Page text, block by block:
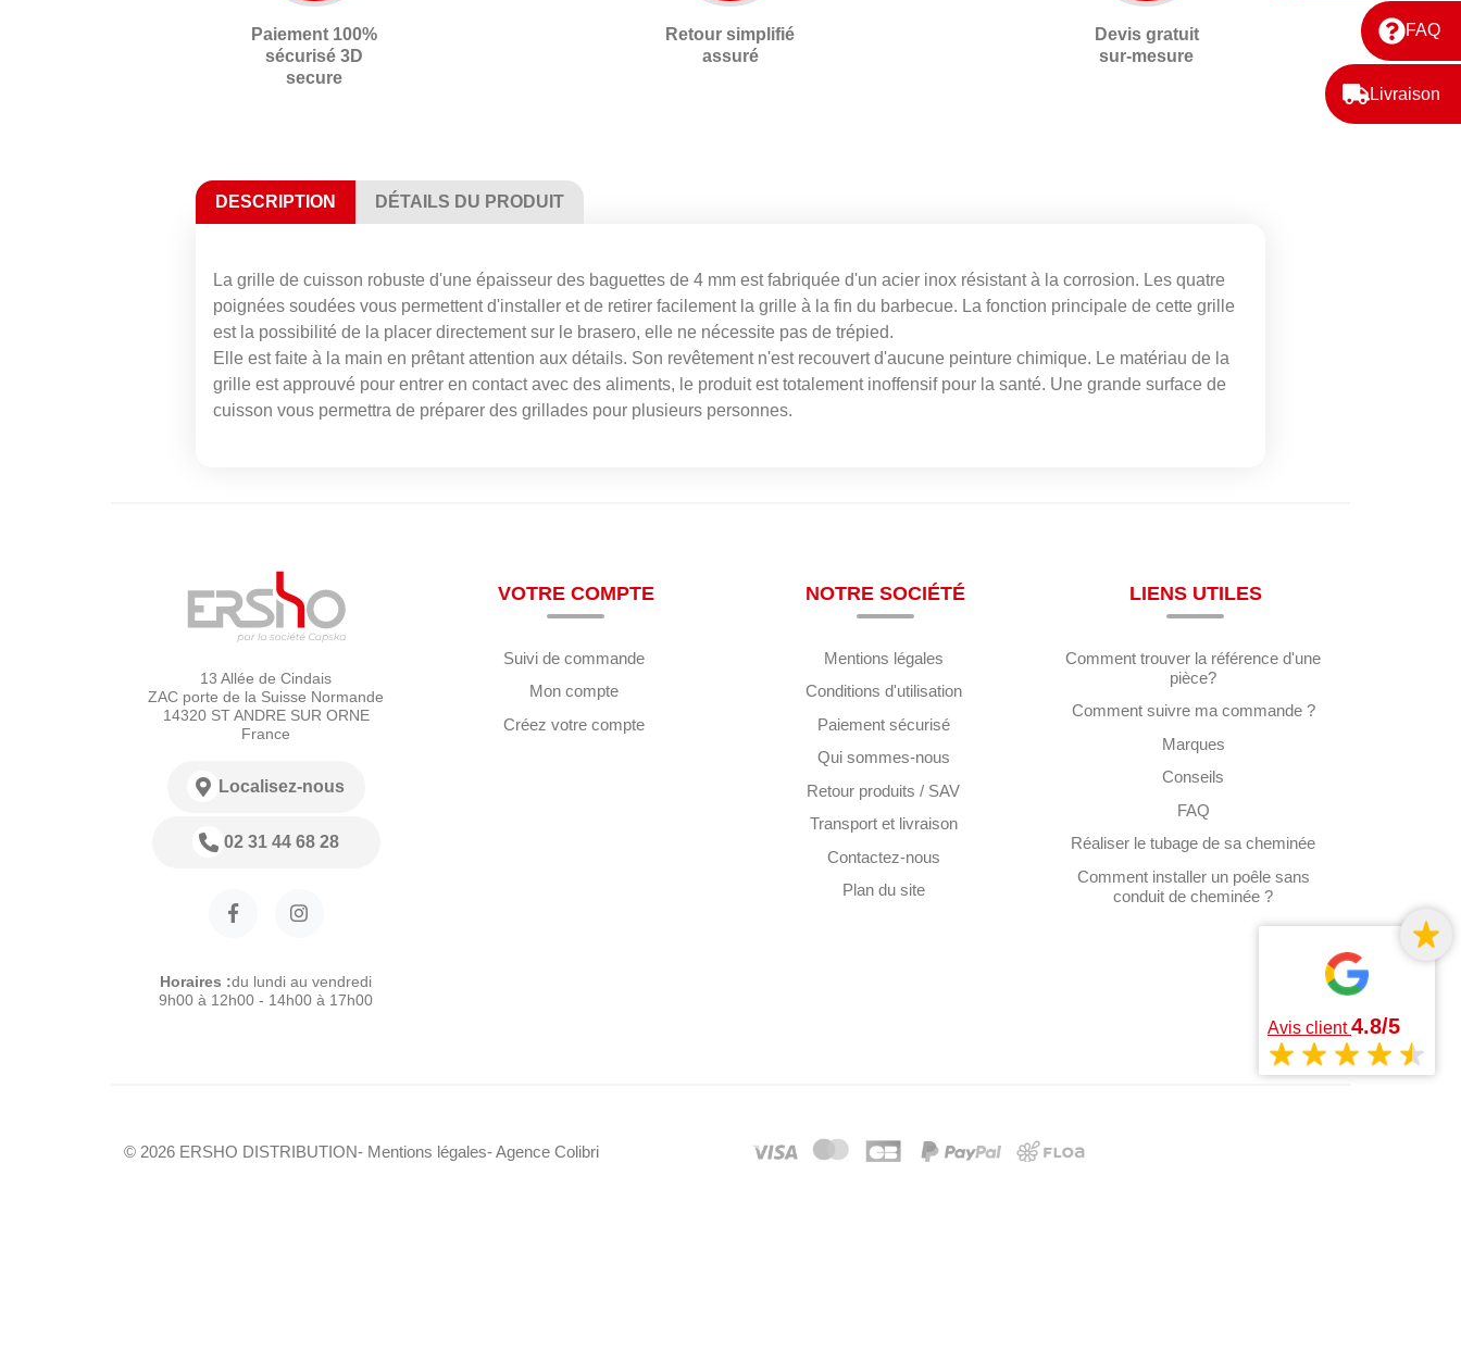
Avis client4.8/5
FAQ
Livraison
Paiement 100%
sécurisé 3D
secure
Retour simplifié
assuré
Devis gratuit
sur-mesure
DESCRIPTION DÉTAILS DU PRODUIT
La grille de cuisson robuste d'une épaisseur des baguettes de 4 mm est fabriquée d'un acier inox résistant à la corrosion. Les quatre
poignées soudées vous permettent d'installer et de retirer facilement la grille à la fin du barbecue. La fonction principale de cette grille
est la possibilité de la placer directement sur le brasero, elle ne nécessite pas de trépied.
Elle est faite à la main en prêtant attention aux détails. Son revêtement n'est recouvert d'aucune peinture chimique. Le matériau de la
grille est approuvé pour entrer en contact avec des aliments, le produit est totalement inoffensif pour la santé. Une grande surface de
cuisson vous permettra de préparer des grillades pour plusieurs personnes.
13 Allée de Cindais
ZAC porte de la Suisse Normande
14320 ST ANDRE SUR ORNE
France
Localisez-nous
02 31 44 68 28
Horaires :du lundi au vendredi
9h00 à 12h00 - 14h00 à 17h00
VOTRE COMPTE
Suivi de commande
Mon compte
Créez votre compte
NOTRE SOCIÉTÉ
Mentions légales
Conditions d'utilisation
Paiement sécurisé
Qui sommes-nous
Retour produits / SAV
Transport et livraison
Contactez-nous
Plan du site
LIENS UTILES
Comment trouver la référence d'une
pièce?
Comment suivre ma commande ?
Marques
Conseils
FAQ
Réaliser le tubage de sa cheminée
Comment installer un poêle sans
conduit de cheminée ?
© 2026 ERSHO DISTRIBUTION- Mentions légales- Agence Colibri